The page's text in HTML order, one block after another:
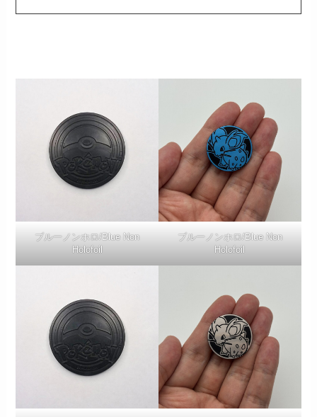
ブルーノンホロ/Blue Non
Holofoil
ブルーノンホロ/Blue Non
Holofoil